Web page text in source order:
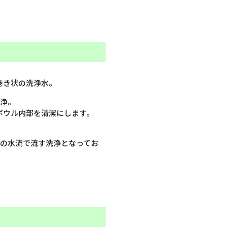
状の洗浄水。
。
ル内部を清潔にします。
水流で流す洗浄となってお